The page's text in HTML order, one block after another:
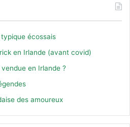
typique écossais
en Irlande (avant covid)
en Irlande ?
des amoureux